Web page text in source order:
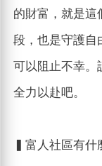
的財富，就是這
段，也是守護自
可以阻止不幸。
全力以赴吧。
▍富人社區有什